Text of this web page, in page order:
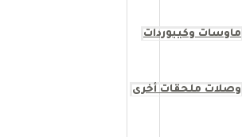
ماوسات وكيبوردات
وصلات ملحقات أخرى